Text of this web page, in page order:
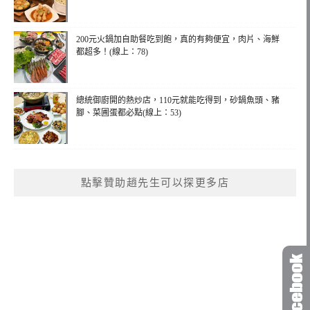
200元火鍋加自助餐吃到飽，真的有夠便宜，肉片、海鮮
都超多！(線上：78)
總統御廚開的熱炒店，110元就能吃得到，砂鍋魚頭、豬
腳、菜圃蛋都必點(線上：53)
點擊贊助趙先生可以探更多店